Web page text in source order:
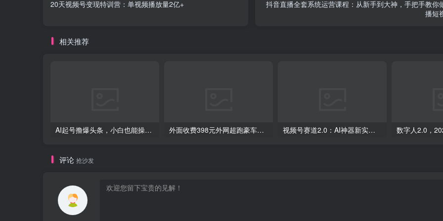
20天视频号变现特训营：单视频播放量2亿+
抖音直播全套系统运营课程：从新手到大神，手把手教你
播短
相关推荐
AI起号撸爆头条，小白也能操作，日入2000+ 外面收费398元外网超跑豪车汽车视频搬运至快手抖音上热门项目 视频号赛道2.0：AI神器新实践！另辟蹊径！五分钟一条作品，小白变高手…
评论 抢沙发